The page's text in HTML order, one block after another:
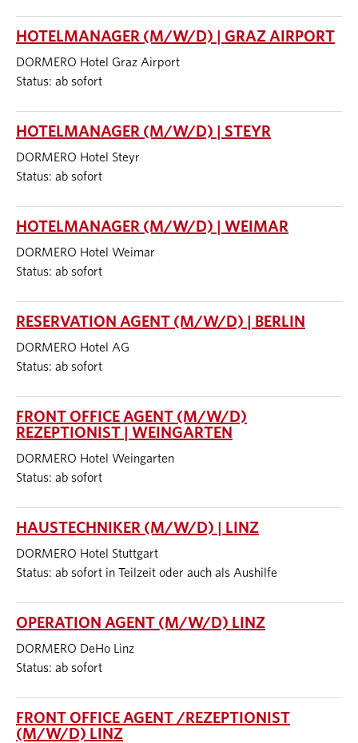
HOTELMANAGER (M/W/D) | GRAZ AIRPORT
DORMERO Hotel Graz Airport
Status: ab sofort
HOTELMANAGER (M/W/D) | STEYR
DORMERO Hotel Steyr
Status: ab sofort
HOTELMANAGER (M/W/D) | WEIMAR
DORMERO Hotel Weimar
Status: ab sofort
RESERVATION AGENT (M/W/D) | BERLIN
DORMERO Hotel AG
Status: ab sofort
FRONT OFFICE AGENT (M/W/D)
REZEPTIONIST | WEINGARTEN
DORMERO Hotel Weingarten
Status: ab sofort
HAUSTECHNIKER (M/W/D) | LINZ
DORMERO Hotel Stuttgart
Status: ab sofort in Teilzeit oder auch als Aushilfe
OPERATION AGENT (M/W/D) LINZ
DORMERO DeHo Linz
Status: ab sofort
FRONT OFFICE AGENT /REZEPTIONIST
(M/W/D) LINZ